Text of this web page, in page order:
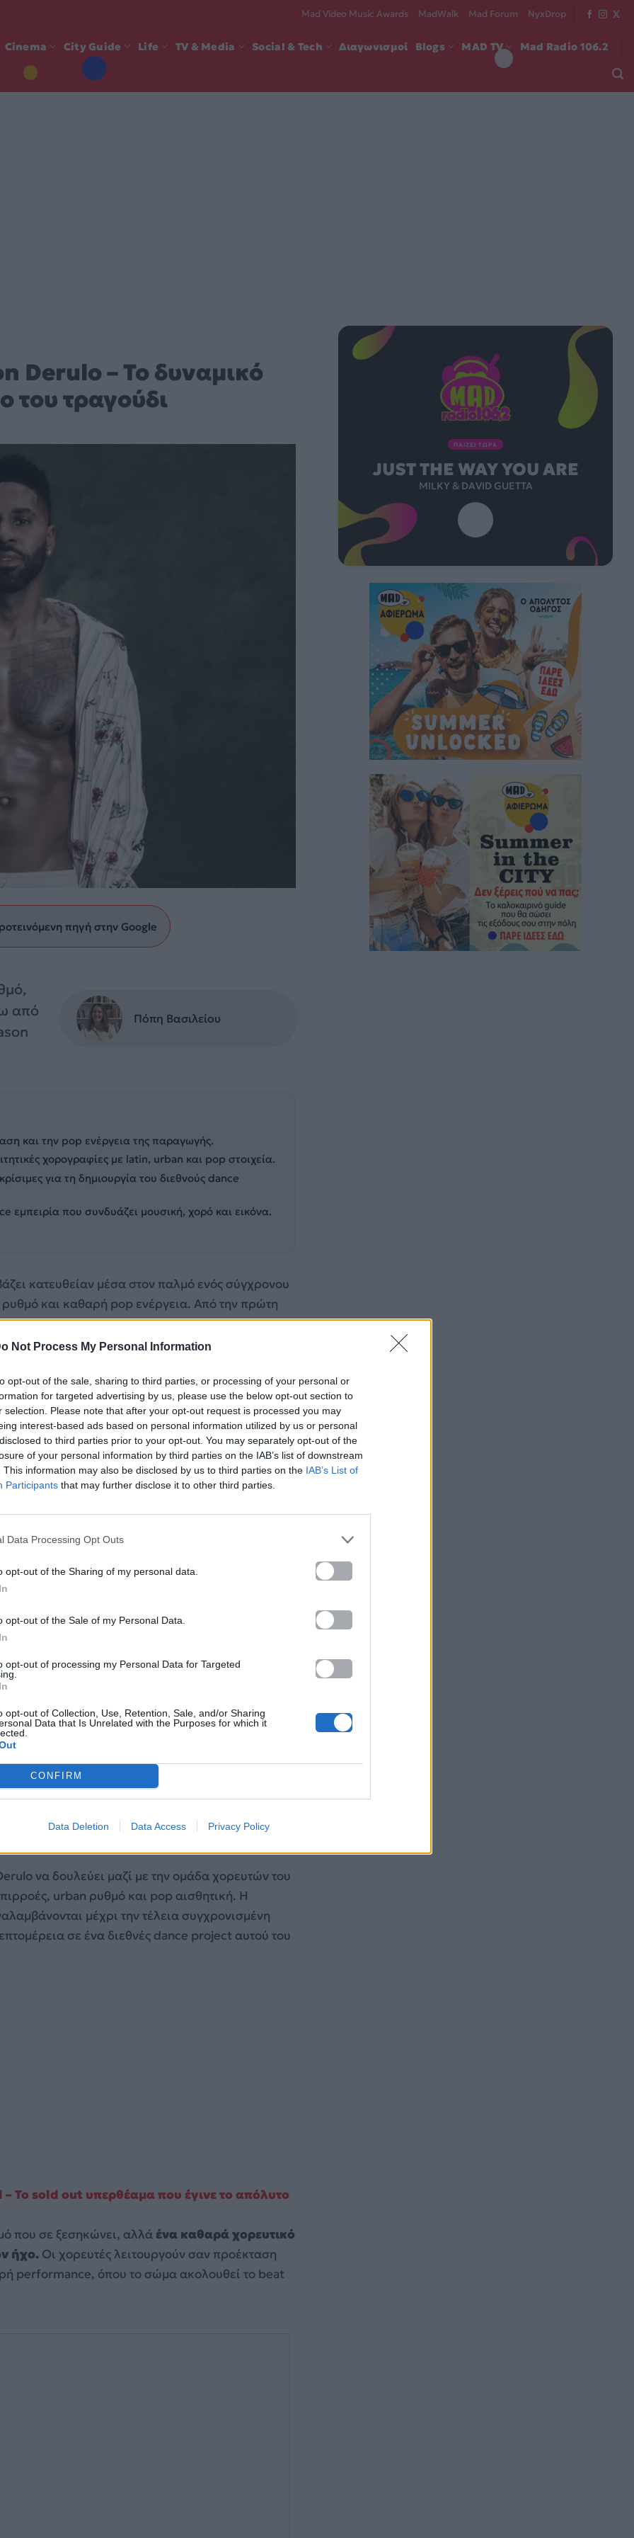
Not Process My Personal Information
opt-out of the sale, sharing to third parties, or processing of your personal or
for targeted advertising by us, please use the below opt-out section to
selection. Please note that after your opt-out request is processed you may
interest-based ads based on personal information utilized by us or personal
to third parties prior to your opt-out. You may separately opt-out of the
of your personal information by third parties on the IAB’s list of downstream
This information may also be disclosed by us to third parties on the IAB’s List of
Participants that may further disclose it to other third parties.
Data Processing Opt Outs
opt-out of the Sharing of my personal data.
opt-out of the Sale of my Personal Data.
opt-out of processing my Personal Data for Targeted
opt-out of Collection, Use, Retention, Sale, and/or Sharing
Data that Is Unrelated with the Purposes for which it
CONFIRM
Data Deletion Data Access Privacy Policy
Mad Video Music Awards MadWalk Mad Forum NyxDrop
Cinema City Guide Life TV & Media Social & Tech Διαγωνισμοί Blogs MAD TV Mad Radio 106.2
Derulo – Το δυναμικό
του τραγούδι
πηγή στην Google
από
Πόπη Βασιλείου
και την pop ενέργεια της παραγωγής.
χορογραφίες με latin, urban και pop στοιχεία.
για τη δημιουργία του διεθνούς dance
εμπειρία που συνδυάζει μουσική, χορό και εικόνα.
κατευθείαν μέσα στον παλμό ενός σύγχρονου
και καθαρή pop ενέργεια. Από την πρώτη
ακόμη μουσικό video, αλλά για μια προσεγμένη
έχει σχεδιαστεί ώστε να δημιουργήσει μια
jasonderulo/
να δουλεύει μαζί με την ομάδα χορευτών του
urban ρυθμό και pop αισθητική. Η
μέχρι την τέλεια συγχρονισμένη
σε ένα διεθνές dance project αυτού του
Το sold out υπερθέαμα που έγινε το απόλυτο
που σε ξεσηκώνει, αλλά ένα καθαρά χορευτικό
ήχο. Οι χορευτές λειτουργούν σαν προέκταση
performance, όπου το σώμα ακολουθεί το beat
ΠΑΙΖΕΙ ΤΩΡΑ
JUST THE WAY YOU ARE
MILKY & DAVID GUETTA